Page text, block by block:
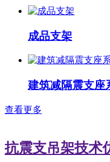
成品支架
建筑减隔震支座
查看更多
抗震支吊架技术